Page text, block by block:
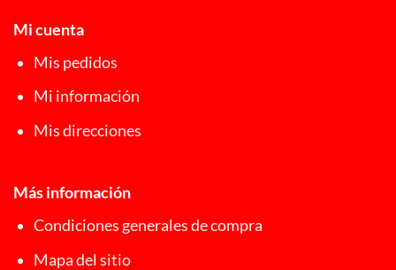
Mi cuenta
Mis pedidos
Mi información
Mis direcciones
Más información
Condiciones generales de compra
Mapa del sitio